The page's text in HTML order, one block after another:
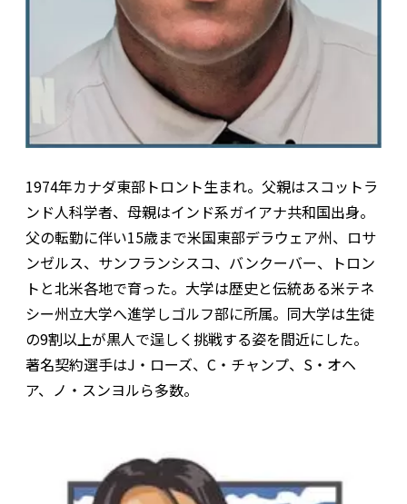
1974年カナダ東部トロント生まれ。父親はスコットラ
ンド人科学者、母親はインド系ガイアナ共和国出身。
父の転勤に伴い15歳まで米国東部デラウェア州、ロサ
ンゼルス、サンフランシスコ、バンクーバー、トロン
トと北米各地で育った。大学は歴史と伝統ある米テネ
シー州立大学へ進学しゴルフ部に所属。同大学は生徒
の9割以上が黒人で逞しく挑戦する姿を間近にした。
著名契約選手はJ・ローズ、C・チャンプ、S・オヘ
ア、ノ・スンヨルら多数。